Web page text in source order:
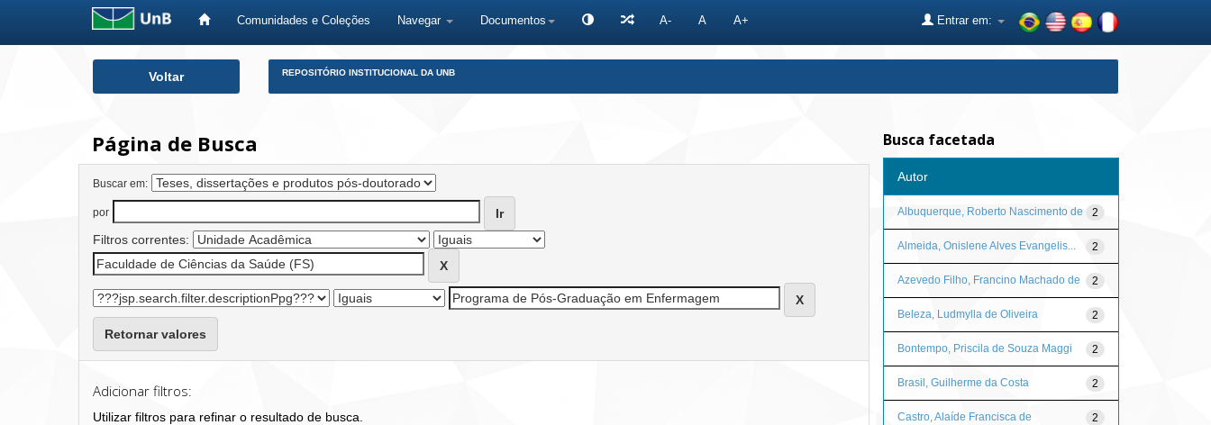
Comunidades e Coleções Navegar Documentos A- A A+ Entrar em:
Voltar REPOSITÓRIO INSTITUCIONAL DA UNB
Página de Busca
Buscar em:
por
Filtros correntes:
Retornar valores
Adicionar filtros:
Utilizar filtros para refinar o resultado de busca.
Busca facetada
Autor
2
Albuquerque, Roberto Nascimento de
2
Almeida, Onislene Alves Evangelis...
2
Azevedo Filho, Francino Machado de
2
Beleza, Ludmylla de Oliveira
2
Bontempo, Priscila de Souza Maggi
2
Brasil, Guilherme da Costa
2
Castro, Alaíde Francisca de